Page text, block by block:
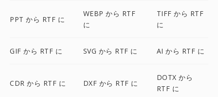
PPT から RTF に
WEBP から RTF
に
TIFF から RTF
に
GIF から RTF に SVG から RTF に AI から RTF に
CDR から RTF に DXF から RTF に
DOTX から
RTF に